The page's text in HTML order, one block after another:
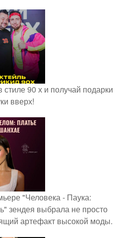
90 х и получай подарки
вверх!
"Человека - Паука:
зендея выбрала не просто
артефакт высокой моды.